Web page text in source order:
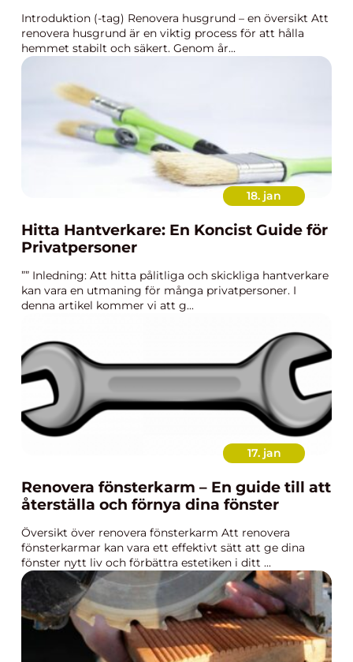
Introduktion (-tag) Renovera husgrund – en översikt Att
renovera husgrund är en viktig process för att hålla
hemmet stabilt och säkert. Genom år...
18. jan
Hitta Hantverkare: En Koncist Guide för
Privatpersoner
”” Inledning: Att hitta pålitliga och skickliga hantverkare
kan vara en utmaning för många privatpersoner. I
denna artikel kommer vi att g...
17. jan
Renovera fönsterkarm – En guide till att
återställa och förnya dina fönster
Översikt över renovera fönsterkarm Att renovera
fönsterkarmar kan vara ett effektivt sätt att ge dina
fönster nytt liv och förbättra estetiken i ditt ...